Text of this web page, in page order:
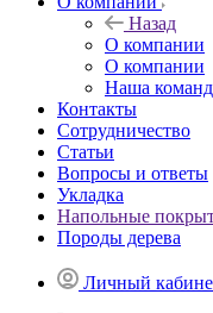
Назад
О компании
О компании
Наша
Контакты
Сотрудничество
Статьи
Вопросы и ответы
Укладка
Напольные
Породы дерева
Личный